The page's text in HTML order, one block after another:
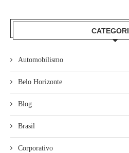
Automobilismo
Belo Horizonte
Blog
Brasil
Corporativo